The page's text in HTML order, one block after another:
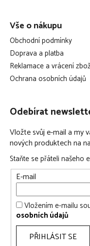
Vše o nákupu
Obchodní podmínky
Doprava a platba
Reklamace a vrácení
Ochrana osobních údajů
Odebírat
Vložte svůj e-mail a my
nových produktech na
Staňte se přáteli našeho
E-mail
Vložením e-mailu
osobních údajů
PŘIHLÁSIT SE